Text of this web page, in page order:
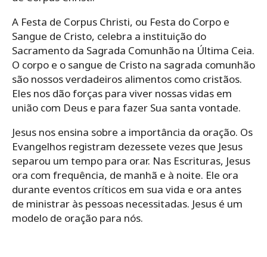
A Festa de Corpus Christi, ou Festa do Corpo e
Sangue de Cristo, celebra a instituição do
Sacramento da Sagrada Comunhão na Última Ceia.
O corpo e o sangue de Cristo na sagrada comunhão
são nossos verdadeiros alimentos como cristãos.
Eles nos dão forças para viver nossas vidas em
união com Deus e para fazer Sua santa vontade.
Jesus nos ensina sobre a importância da oração. Os
Evangelhos registram dezessete vezes que Jesus
separou um tempo para orar. Nas Escrituras, Jesus
ora com frequência, de manhã e à noite. Ele ora
durante eventos críticos em sua vida e ora antes
de ministrar às pessoas necessitadas. Jesus é um
modelo de oração para nós.